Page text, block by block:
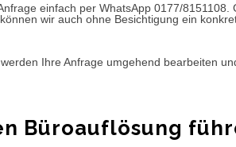
einfach per WhatsApp 0177/
wir auch ohne Besichtigung ein
Ihre Anfrage umgehend bearbeiten
Büroauflösung